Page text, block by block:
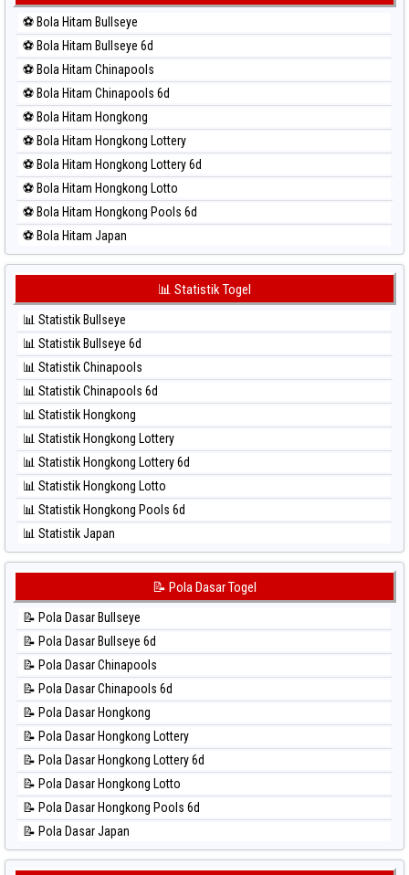
⚽ Bola Merah Kuda Lari
⚽ Bola Merah Magnum Cambodia
⚽ Bola Merah Nagoya
⚽ Bola Merah North Carolina Day
⚽ Bola Merah Pcso
⚽ Bola Merah Sao Paulo
⚽ Bola Merah Singapore
⚽ Bola Merah Sydney
⚽ Bola Merah Sydney Lottery
⚽ Bola Merah Sydney Lottery 6d
⚽ Bola Merah Sydney Lotto
⚽ Bola Merah Taiwan
⚽ Bola Hitam Bullseye
⚽ Bola Hitam Bullseye 6d
⚽ Bola Hitam Chinapools
⚽ Bola Hitam Chinapools 6d
⚽ Bola Hitam Hongkong
⚽ Bola Hitam Hongkong Lottery
⚽ Bola Hitam Hongkong Lottery 6d
⚽ Bola Hitam Hongkong Lotto
⚽ Bola Hitam Hongkong Pools 6d
⚽ Bola Hitam Japan
⚽ Bola Hitam Japan 6d
⚽ Bola Hitam Kuda Lari
⚽ Bola Hitam Magnum Cambodia
⚽ Bola Hitam Nagoya
⚽ Bola Hitam North Carolina Day
⚽ Bola Hitam Pcso
⚽ Bola Hitam Sao Paulo
⚽ Bola Hitam Singapore
⚽ Bola Hitam Sydney
⚽ Bola Hitam Sydney Lottery
⚽ Bola Hitam Sydney Lottery 6d
⚽ Bola Hitam Sydney Lotto
⚽ Bola Hitam Taiwan
📊 Statistik Togel
📊 Statistik Bullseye
📊 Statistik Bullseye 6d
📊 Statistik Chinapools
📊 Statistik Chinapools 6d
📊 Statistik Hongkong
📊 Statistik Hongkong Lottery
📊 Statistik Hongkong Lottery 6d
📊 Statistik Hongkong Lotto
📊 Statistik Hongkong Pools 6d
📊 Statistik Japan
📊 Statistik Japan 6d
📊 Statistik Kuda Lari
📊 Statistik Magnum Cambodia
📊 Statistik Nagoya
📊 Statistik New York Midday
📊 Statistik North Carolina Day
📊 Statistik Pcso
📊 Statistik Pennsylvania Day
📊 Statistik Sao Paulo
📊 Statistik Singapore
📊 Statistik Sydney
📊 Statistik Sydney Lottery
📝 Pola Dasar Togel
📝 Pola Dasar Bullseye
📝 Pola Dasar Bullseye 6d
📝 Pola Dasar Chinapools
📝 Pola Dasar Chinapools 6d
📝 Pola Dasar Hongkong
📝 Pola Dasar Hongkong Lottery
📝 Pola Dasar Hongkong Lottery 6d
📝 Pola Dasar Hongkong Lotto
📝 Pola Dasar Hongkong Pools 6d
📝 Pola Dasar Japan
📝 Pola Dasar Japan 6d